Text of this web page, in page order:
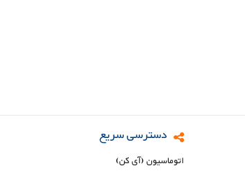
دسترسی سریع
اتوماسیون (آی کن)